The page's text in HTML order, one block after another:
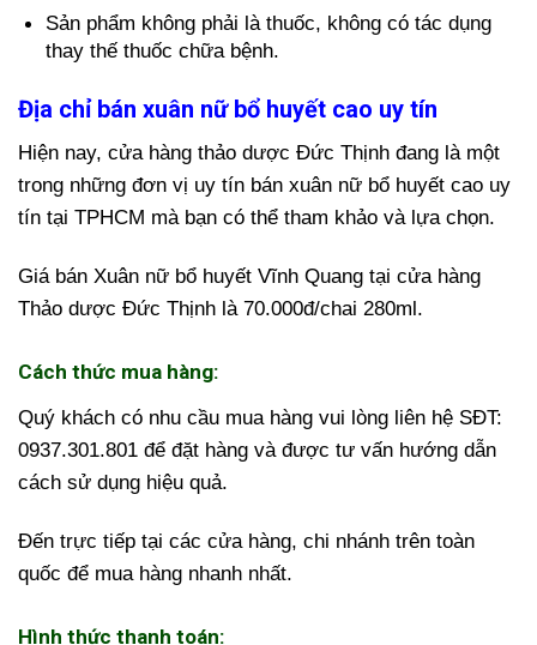
Sản phẩm không phải là thuốc, không có tác dụng
thay thế thuốc chữa bệnh.
Địa chỉ bán xuân nữ bổ huyết cao uy tín
Hiện nay, cửa hàng thảo dược Đức Thịnh đang là một
trong những đơn vị uy tín bán xuân nữ bổ huyết cao uy
tín tại TPHCM mà bạn có thể tham khảo và lựa chọn.
Giá bán Xuân nữ bổ huyết Vĩnh Quang tại cửa hàng
Thảo dược Đức Thịnh là 70.000đ/chai 280ml.
Cách thức mua hàng:
Quý khách có nhu cầu mua hàng vui lòng liên hệ SĐT:
0937.301.801 để đặt hàng và được tư vấn hướng dẫn
cách sử dụng hiệu quả.
Đến trực tiếp tại các cửa hàng, chi nhánh trên toàn
quốc để mua hàng nhanh nhất.
Hình thức thanh toán: